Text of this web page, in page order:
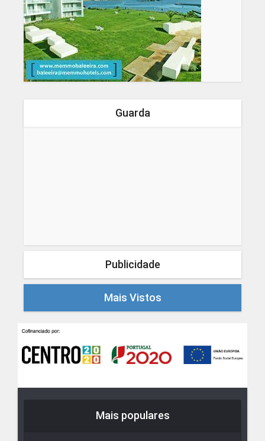
Guarda
Publicidade
Mais Vistos
Mais populares